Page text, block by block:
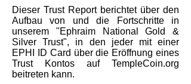
Dieser Trust Report berichtet über den
Aufbau von und die Fortschritte in
unserem "Ephraim National Gold &
Silver Trust", in den jeder mit einer
EPHI ID Card über die Eröffnung eines
Trust Kontos auf TempleCoin.org
beitreten kann.